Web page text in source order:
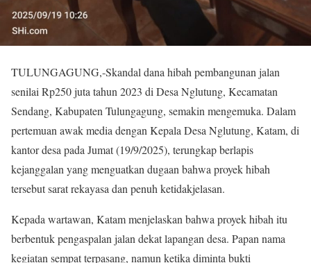
TULUNGAGUNG,-Skandal dana hibah pembangunan jalan
senilai Rp250 juta tahun 2023 di Desa Nglutung, Kecamatan
Sendang, Kabupaten Tulungagung, semakin mengemuka. Dalam
pertemuan awak media dengan Kepala Desa Nglutung, Katam, di
kantor desa pada Jumat (19/9/2025), terungkap berlapis
kejanggalan yang menguatkan dugaan bahwa proyek hibah
tersebut sarat rekayasa dan penuh ketidakjelasan.
Kepada wartawan, Katam menjelaskan bahwa proyek hibah itu
berbentuk pengaspalan jalan dekat lapangan desa. Papan nama
kegiatan sempat terpasang, namun ketika diminta bukti